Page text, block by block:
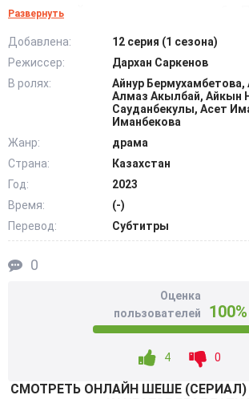
многодетной вдовы непростая судьба.
Женщина не любит себя. Она винит
прошлого и бедное существование. У
финансовой поддержки от мужчин.
Героиня пытается самостоятельно
и обеспечивать семью. После
врачи обнаруживают у пациентки
Ей остается жить мало времени. Она
дом для наследников. Ей важно
безопасности и любви. @Filmix.fan
Развернуть
Добавлена:
12 серия (1 сезона)
Режиссер:
Дархан Саркенов
В ролях:
Айнур Бермухамбетова,
Алмаз Акылбай, Айкын
Сауданбекулы, Асет
Иманбекова
Жанр:
драма
Страна:
Казахстан
Год:
2023
Время:
(-)
Перевод:
Субтитры
0
Оценка
пользователей
100%
4 0
СМОТРEТЬ ОНЛАЙН ШЕШЕ (СЕРИАЛ)